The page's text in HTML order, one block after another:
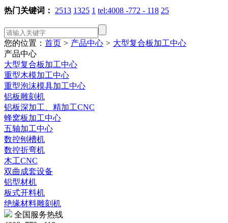
热门关键词： 2513 1325 1 tel:4008 -772 - 118 25
您的位置： 首页 > 产品中心 > 大型复合板加工中心
产品中心
大型复合板加工中心
重型木模加工中心
重型泡沫模具加工中心
铝板雕刻机
铝板深加工、精加工CNC
蜂窝板加工中心
五轴加工中心
数控刨槽机
数控折弯机
木工CNC
双曲成套设备
铝型材机
板式开料机
绝缘材料雕刻机
全国服务热线